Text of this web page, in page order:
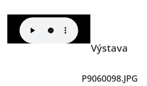
O NÁS
Výstava
P9060098.JPG